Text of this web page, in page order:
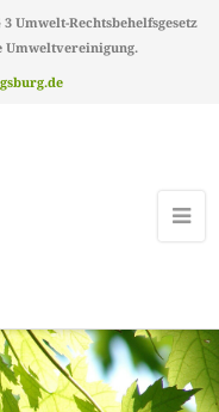
Umwelt-Rechtsbehelfsgesetz
Umweltvereinigung.